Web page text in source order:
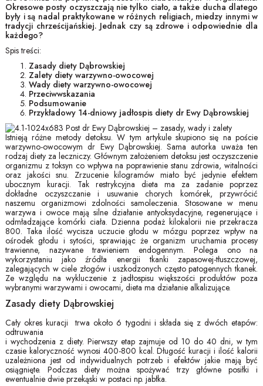
Okresowe posty oczyszczają nie tylko ciało, a także ducha dlatego
były i są nadal praktykowane w różnych religiach, miedzy innymi w
tradycji chrześcijańskiej. Jednak czy są zdrowe i odpowiednie dla
każdego?
Spis treści:
Zasady diety Dąbrowskiej
Zalety diety warzywno-owocowej
Wady diety warzywno-owocowej
Przeciwwskazania
Podsumowanie
Przykładowy 14-dniowy jadłospis diety dr Ewy Dąbrowskiej
Istnieją różne metody detoksu. W tym artykule skupiono się na poście
warzywno-owocowym dr Ewy Dąbrowskiej. Sama autorka uważa ten
rodzaj diety za leczniczy. Głównym założeniem detoksu jest oczyszczenie
organizmu z toksyn co wpływa na poprawienie stanu zdrowia, witalności
oraz jakości snu. Zrzucenie kilogramów miało być jedynie efektem
ubocznym kuracji. Tak restrykcyjna dieta ma za zadanie poprzez
dokładne oczyszczanie i usuwanie chorych komórek, przywrócić
naszemu organizmowi zdolności samoleczenia. Stosowane w menu
warzywa i owoce mają silne działanie antyoksydacyjne, regenerujące i
odmładzające komórki ciała. Dzienna podaż kilokalorii nie przekracza
800. Taka ilość wycisza uczucie głodu w mózgu poprzez wpływ na
ośrodek głodu i sytości, sprawiając że organizm uruchamia procesy
trawienne, nazywane trawieniem endogennym. Polega ono na
wykorzystaniu jako źródła energii tkanki zapasowej-tłuszczowej,
zalegających w ciele złogów i uszkodzonych często patogennych tkanek.
Ze względu na wykluczenie z jadłospisu większości produktów poza
wybranymi warzywami i owocami, dieta ma działanie alkalizujące.
Zasady diety Dąbrowskiej
Cały okres kuracji trwa około 6 tygodni i składa się z dwóch etapów:
odtruwania
i wychodzenia z diety. Pierwszy etap zajmuje od 10 do 40 dni, w tym
czasie kaloryczność wynosi 400-800 kcal. Długość kuracji i ilość kalorii
uzależniona jest od indywidualnych potrzeb i efektów jakie mają być
osiągnięte. Podczas diety można spożywać trzy główne posiłki i
ewentualnie dwie przekąski w postaci np. jabłka.